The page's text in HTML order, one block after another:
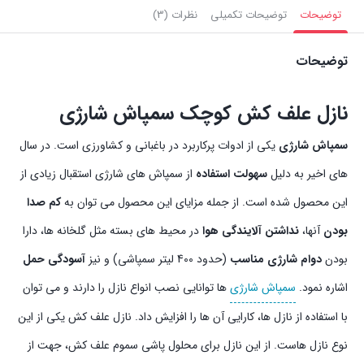
توضیحات توضیحات تکمیلی نظرات (3)
توضیحات
نازل علف کش کوچک سمپاش شارژی
سمپاش شارژی یکی از ادوات پرکاربرد در باغبانی و کشاورزی است. در سال
های اخیر به دلیلسهولت استفاده از سمپاش های شارژی استقبال زیادی از
این محصول شده است. از جمله مزایای این محصول می توان بهکم صدا
بودنآنها،نداشتن آلایندگی هوادر محیط های بسته مثل گلخانه ها، دارا
بودندوام شارژی مناسب (حدود 400 لیتر سمپاشی) و نیز
آسودگی حمل
اشاره نمود. سمپاش شارژیها توانایی نصب انواع نازل را دارند و می توان
با استفاده از نازل ها، کارایی آن ها را افزایش داد. نازل علف کش یکی از این
نوع نازل هاست. از این نازل برای محلول پاشی سموم علف کش، جهت از